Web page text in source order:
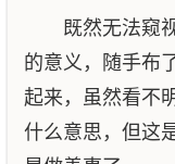
既然无法窥
的意义，随手布
起来，虽然看不
什么意思，但这